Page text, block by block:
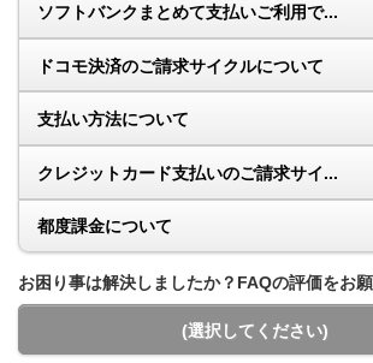
ソフトバンクまとめて支払いご利用で...
ドコモ決済のご請求サイクルについて
支払い方法について
クレジットカード支払いのご請求サイ...
都度課金について
お困り事は解決しましたか？FAQの評価をお願
(選択してください)